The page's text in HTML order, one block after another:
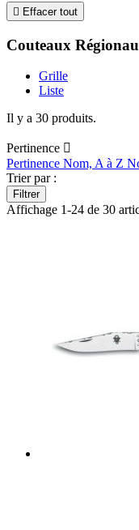
 Effacer tout
Couteaux
Grille
Liste
Il y a 30 produits.
Pertinence 
Pertinence Nom, A à Z
Trier par :
Filtrer
Affichage 1-24 de 30